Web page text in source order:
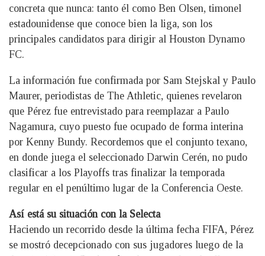
concreta que nunca: tanto él como Ben Olsen, timonel
estadounidense que conoce bien la liga, son los
principales candidatos para dirigir al Houston Dynamo
FC.
La información fue confirmada por Sam Stejskal y Paulo
Maurer, periodistas de The Athletic, quienes revelaron
que Pérez fue entrevistado para reemplazar a Paulo
Nagamura, cuyo puesto fue ocupado de forma interina
por Kenny Bundy. Recordemos que el conjunto texano,
en donde juega el seleccionado Darwin Cerén, no pudo
clasificar a los Playoffs tras finalizar la temporada
regular en el penúltimo lugar de la Conferencia Oeste.
Así está su situación con la Selecta
Haciendo un recorrido desde la última fecha FIFA, Pérez
se mostró decepcionado con sus jugadores luego de la